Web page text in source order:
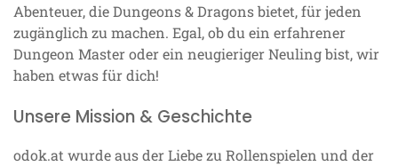
Abenteuer, die Dungeons & Dragons bietet, für jeden
zugänglich zu machen. Egal, ob du ein erfahrener
Dungeon Master oder ein neugieriger Neuling bist, wir
haben etwas für dich!
Unsere Mission & Geschichte
odok.at wurde aus der Liebe zu Rollenspielen und der